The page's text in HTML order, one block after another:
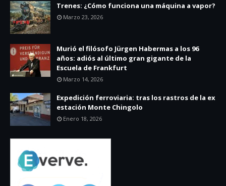
Trenes: ¿Cómo funciona una máquina a vapor?
Marzo 23, 2026
Murió el filósofo Jürgen Habermas a los 96
años: adiós al último gran gigante de la
Escuela de Frankfurt
Marzo 14, 2026
Expedición ferroviaria: tras los rastros de la ex
estación Monte Chingolo
Enero 18, 2026